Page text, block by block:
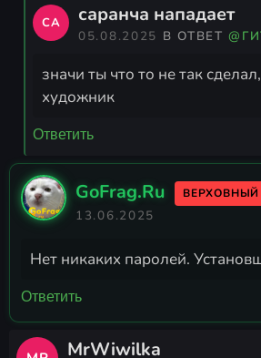
СА саранча нападает
05.08.2025 В ОТВЕТ
значи ты что то не так
художник
Ответить
GoFrag.Ru ВЕРХОВНЫЙ
13.06.2025
Нет никаких паролей.
Ответить
MrWiwilka